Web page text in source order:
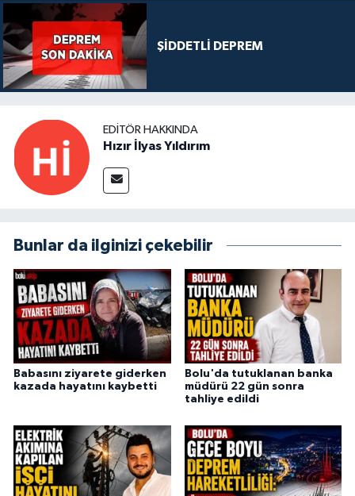
ŞİDDETLİ DEPREM
EDITÖR HAKKINDA
Hızır İlyas Yıldırım
Bunlar da ilginizi çekebilir
Babasını ziyarete giderken
kazada hayatını kaybetti
Bolu'da tutuklanan banka
müdürü 22 gün sonra
tahliye edildi